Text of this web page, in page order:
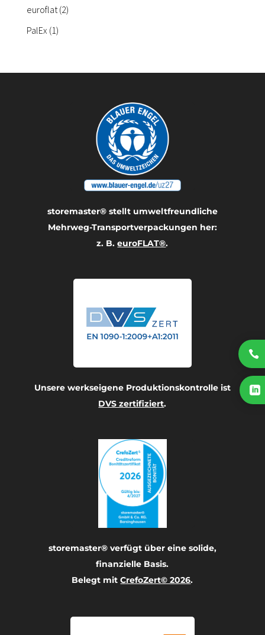
euroflat 22
PalEx 11
storemaster® stellt umwelt­freundliche
Mehrweg-Transport­verpackungen her:
z. B.euroFLAT®.
Unsere werkseigene Produktionskontrolle ist
DVS zertifiziert.
storemaster® verfügt über eine solide,
finanzielle Basis.
Belegt mitCrefoZert© 2026.

